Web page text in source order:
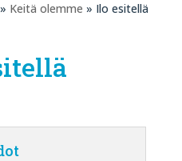
» Keitä olemme » Ilo esitellä